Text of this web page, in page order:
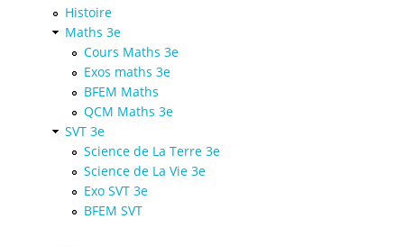
Histoire
Maths 3e
Cours Maths 3e
Exos maths 3e
BFEM Maths
QCM Maths 3e
SVT 3e
Science de La Terre 3e
Science de La Vie 3e
Exo SVT 3e
BFEM SVT